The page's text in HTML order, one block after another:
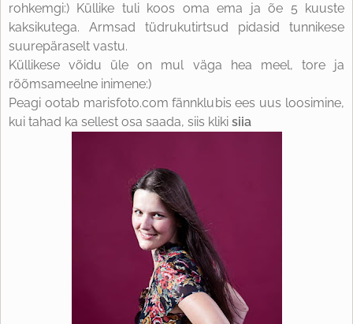
rohkemgi:) Küllike tuli koos oma ema ja õe 5 kuuste
kaksikutega. Armsad tüdrukutirtsud pidasid tunnikese
suurepäraselt vastu.
Küllikese võidu üle on mul väga hea meel, tore ja
rõõmsameelne inimene:)
Peagi ootab marisfoto.com fännklubis ees uus loosimine,
kui tahad ka sellest osa saada, siis kliki siia